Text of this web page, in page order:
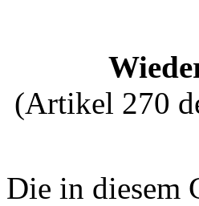
(Artikel 270
Die in diesem